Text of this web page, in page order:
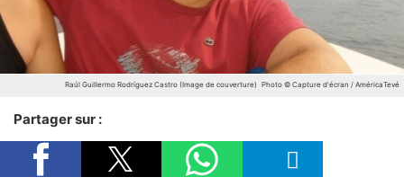
Raúl Guillermo Rodríguez Castro (Image de couverture) Photo © Capture d'écran / AméricaTevé
Partager sur :